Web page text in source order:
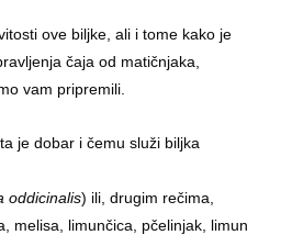
ove biljke, ali i tome kako je
čaja od matičnjaka,
vam pripremili.
je dobar i čemu služi biljka
oddicinalis) ili, drugim rečima,
melisa, limunčica, pčelinjak, limun